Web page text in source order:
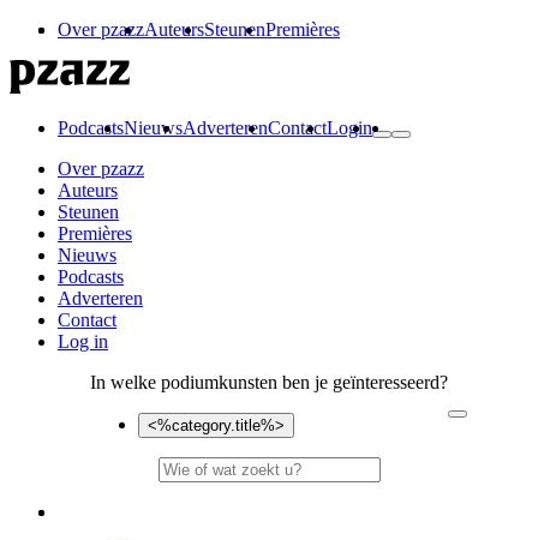
Over pzazzAuteursSteunenPremières
PodcastsNieuwsAdverterenContactLogin
Over pzazz
Auteurs
Steunen
Premières
Nieuws
Podcasts
Adverteren
Contact
Log in
In welke podiumkunsten ben je geïnteresseerd?
<%category.title%>